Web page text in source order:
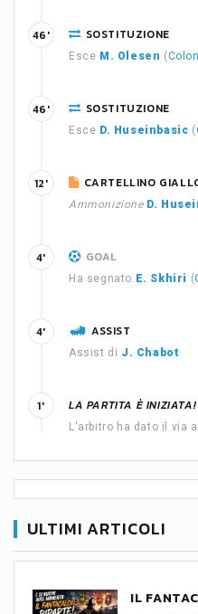
SOSTITUZIONE
Esce M. Olesen (
46'
SOSTITUZIONE
Esce D. Huseinbasic (
46'
CARTELLINO
Ammonizione D.
12'
GOAL
Ha segnato E. Skhiri (
4'
ASSIST
Assist di J. Chabot
4'
LA PARTITA È INIZIATA!
L'arbitro ha dato il via
1'
ULTIMI ARTICOLI
IL